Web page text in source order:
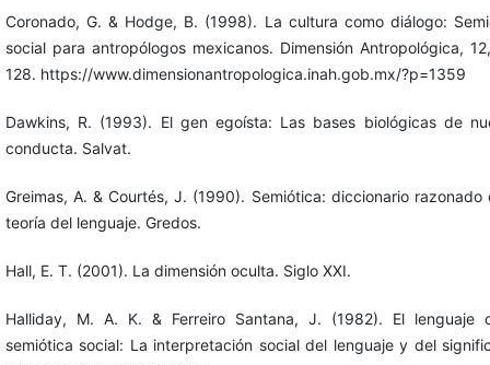
Coronado, G. & Hodge, B. (1998). La cultura como diálogo:
social para antropólogos mexicanos. Dimensión Antropológica,
128. https://www.dimensionantropologica.inah.gob.mx/?p=1359
Dawkins, R. (1993). El gen egoísta: Las bases biológicas de
conducta. Salvat.
Greimas, A. & Courtés, J. (1990). Semiótica: diccionario razonado
teoría del lenguaje. Gredos.
Hall, E. T. (2001). La dimensión oculta. Siglo XXI.
Halliday, M. A. K. & Ferreiro Santana, J. (1982). El lenguaje
semiótica social: La interpretación social del lenguaje y del